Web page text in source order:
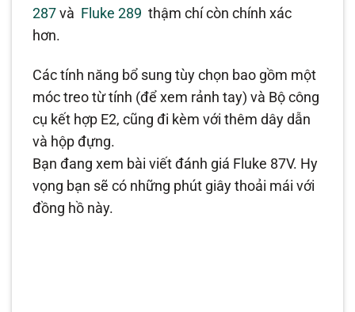
287 và Fluke 289 thậm chí còn chính xác
hơn.
Các tính năng bổ sung tùy chọn bao gồm một
móc treo từ tính (để xem rảnh tay) và Bộ công
cụ kết hợp E2, cũng đi kèm với thêm dây dẫn
và hộp đựng.
Bạn đang xem bài viết đánh giá Fluke 87V. Hy
vọng bạn sẽ có những phút giây thoải mái với
đồng hồ này.